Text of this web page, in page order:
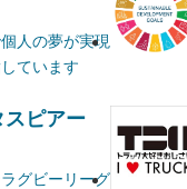
人の夢が実現
ています
スピアー
グビーリーグ